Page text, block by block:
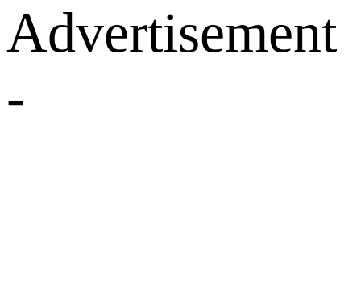
Advertisement
-